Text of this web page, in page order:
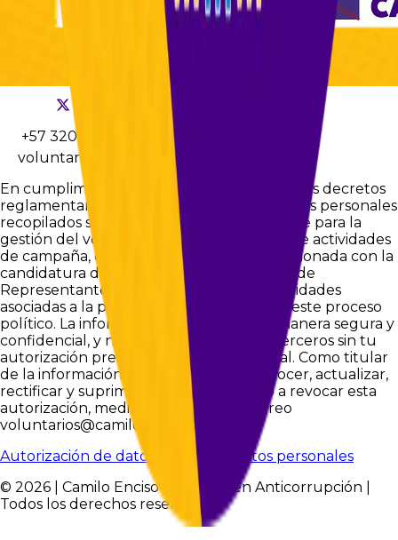
+57 3202738191
voluntarios@camiloencisov.com
En cumplimiento de la Ley 1581 de 2012 y sus decretos
reglamentarios, te informamos que los datos personales
recopilados serán utilizados exclusivamente para la
gestión del voluntariado, la organización de actividades
de campaña, el envío de información relacionada con la
candidatura de Camilo Enciso a la Cámara de
Representantes por Bogotá y demás finalidades
asociadas a la participación ciudadana en este proceso
político. La información será tratada de manera segura y
confidencial, y no será compartida con terceros sin tu
autorización previa, salvo obligación legal. Como titular
de la información, tienes derecho a conocer, actualizar,
rectificar y suprimir tus datos, así como a revocar esta
autorización, mediante solicitud al correo
voluntarios@camiloencisov.com
Autorización de datos
Política de datos personales
© 2026 | Camilo Enciso - Experto en Anticorrupción |
Todos los derechos reservados